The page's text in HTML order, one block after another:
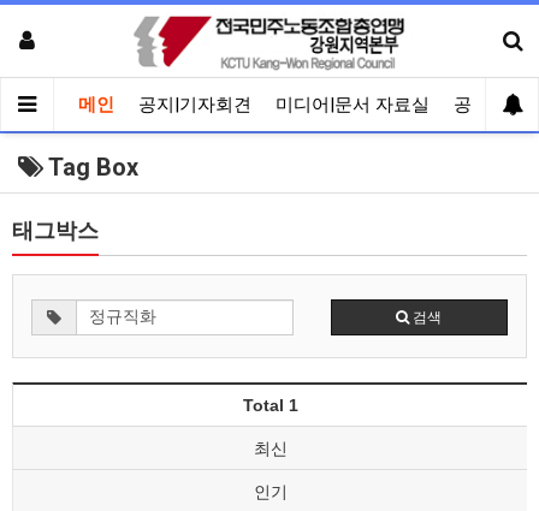
메인 공지|기자회견 미디어|문서 자료실 공유게시
Tag Box
태그박스
검색
Total 1
최신
인기